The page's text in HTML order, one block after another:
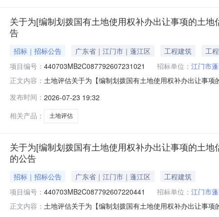
关于为[编制划拨国有土地使用权补办出让事项的土
告
招标｜招标公告 广东省｜江门市｜蓬江区 工程建筑
工程
项目编号： 440703MB2C087792607231021 招标单位： 江门市
正文内容： 土地评估关于为【编制划拨国有土地使用权补办出让事
拨国有土地使用权补办出让事项的土地估价报告（江门
440703MB2C08779260723102
发布时间： 2026-07-23 19:32
相关产品：
土地评估
关于为[编制划拨国有土地使用权补办出让事项的土
的公告
招标｜招标公告 广东省｜江门市｜蓬江区
工程建筑
项目编号： 440703MB2C087792607220441 招标单位： 江门市
正文内容： 土地评估关于为【编制划拨国有土地使用权补办出让事